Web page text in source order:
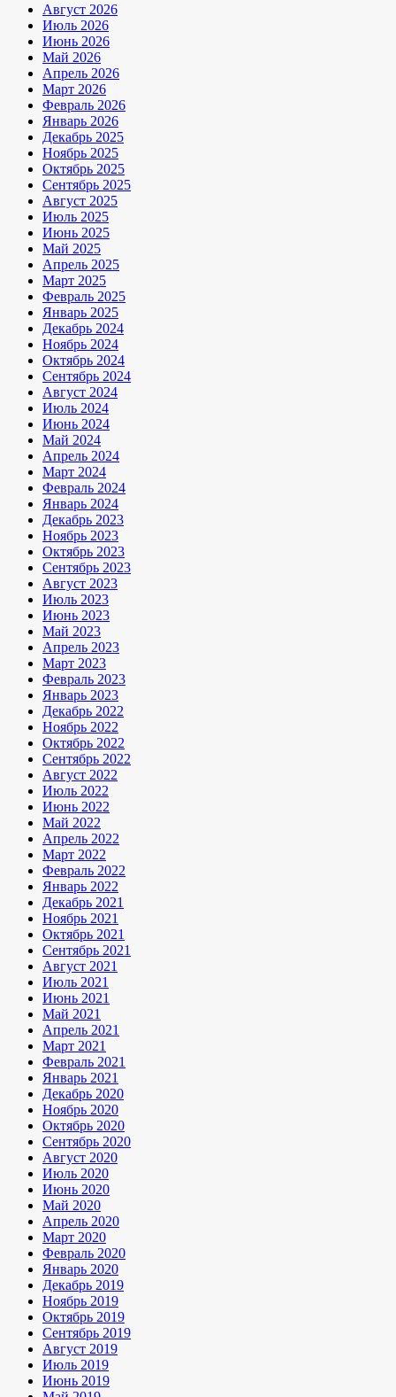
Август 2026
Июль 2026
Июнь 2026
Май 2026
Апрель 2026
Март 2026
Февраль 2026
Январь 2026
Декабрь 2025
Ноябрь 2025
Октябрь 2025
Сентябрь 2025
Август 2025
Июль 2025
Июнь 2025
Май 2025
Апрель 2025
Март 2025
Февраль 2025
Январь 2025
Декабрь 2024
Ноябрь 2024
Октябрь 2024
Сентябрь 2024
Август 2024
Июль 2024
Июнь 2024
Май 2024
Апрель 2024
Март 2024
Февраль 2024
Январь 2024
Декабрь 2023
Ноябрь 2023
Октябрь 2023
Сентябрь 2023
Август 2023
Июль 2023
Июнь 2023
Май 2023
Апрель 2023
Март 2023
Февраль 2023
Январь 2023
Декабрь 2022
Ноябрь 2022
Октябрь 2022
Сентябрь 2022
Август 2022
Июль 2022
Июнь 2022
Май 2022
Апрель 2022
Март 2022
Февраль 2022
Январь 2022
Декабрь 2021
Ноябрь 2021
Октябрь 2021
Сентябрь 2021
Август 2021
Июль 2021
Июнь 2021
Май 2021
Апрель 2021
Март 2021
Февраль 2021
Январь 2021
Декабрь 2020
Ноябрь 2020
Октябрь 2020
Сентябрь 2020
Август 2020
Июль 2020
Июнь 2020
Май 2020
Апрель 2020
Март 2020
Февраль 2020
Январь 2020
Декабрь 2019
Ноябрь 2019
Октябрь 2019
Сентябрь 2019
Август 2019
Июль 2019
Июнь 2019